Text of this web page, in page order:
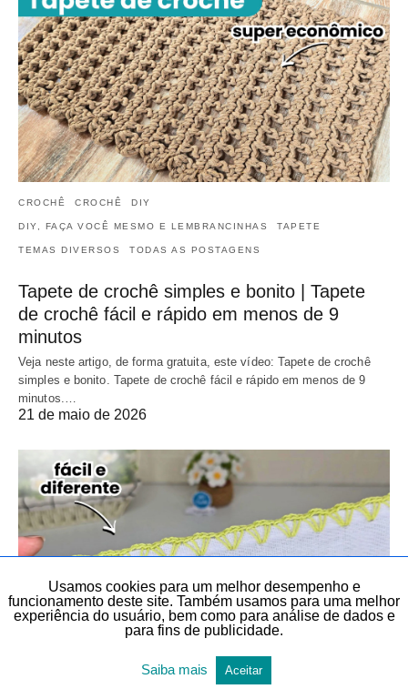
CROCHÊ CROCHÊ DIY
DIY, FAÇA VOCÊ MESMO E LEMBRANCINHAS TAPETE
TEMAS DIVERSOS TODAS AS POSTAGENS
Tapete de crochê simples e bonito | Tapete
de crochê fácil e rápido em menos de 9
minutos
Veja neste artigo, de forma gratuita, este vídeo: Tapete de crochê
simples e bonito. Tapete de crochê fácil e rápido em menos de 9
minutos.…
21 de maio de 2026
BICO EM PANO DE PRATO BICOS E BARRADOS
Usamos cookies para um melhor desempenho e
funcionamento deste site. Também usamos para uma melhor
experiência do usuário, bem como para análise de dados e
para fins de publicidade.
Saiba mais Aceitar